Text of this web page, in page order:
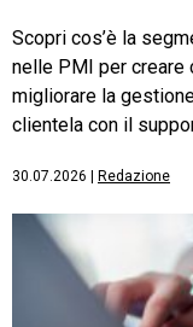
Scopri cos’è la
nelle PMI per creare
migliorare la
clientela con il
30.07.2026 Redazione